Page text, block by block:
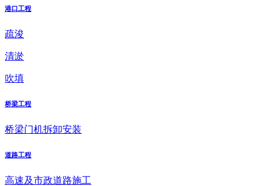
港口工程
疏浚
清淤
吹填
桥梁工程
桥梁门机拆卸安装
道路工程
高速及市政道路施工